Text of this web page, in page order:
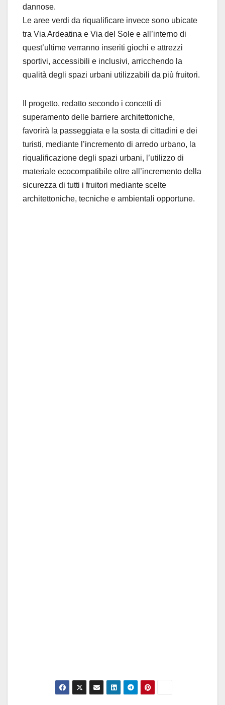
dannose.
Le aree verdi da riqualificare invece sono ubicate
tra Via Ardeatina e Via del Sole e all’interno di
quest’ultime verranno inseriti giochi e attrezzi
sportivi, accessibili e inclusivi, arricchendo la
qualità degli spazi urbani utilizzabili da più fruitori.
Il progetto, redatto secondo i concetti di
superamento delle barriere architettoniche,
favorirà la passeggiata e la sosta di cittadini e dei
turisti, mediante l’incremento di arredo urbano, la
riqualificazione degli spazi urbani, l’utilizzo di
materiale ecocompatibile oltre all’incremento della
sicurezza di tutti i fruitori mediante scelte
architettoniche, tecniche e ambientali opportune.